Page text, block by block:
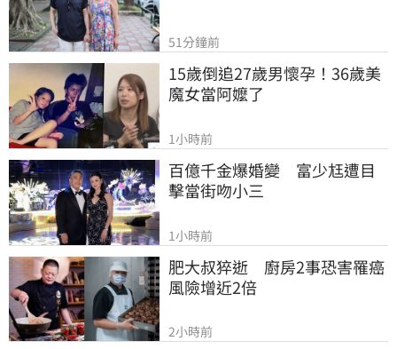
51分鐘前
15歲倒追27歲男懷孕！36歲美
魔女當阿嬤了
1小時前
百億千金爆婚變　富少尪遭目
擊當街吻小三
1小時前
肥大叔猝逝　廚房2事恐害罹癌
風險增近2倍
2小時前